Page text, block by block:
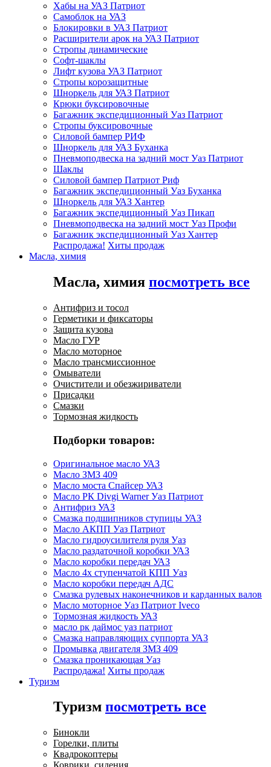
Хабы на УАЗ Патриот
Самоблок на УАЗ
Блокировки в УАЗ Патриот
Расширители арок на УАЗ Патриот
Стропы динамические
Софт-шаклы
Лифт кузова УАЗ Патриот
Стропы корозащитные
Шноркель для УАЗ Патриот
Крюки буксировочные
Багажник экспедиционный Уаз Патриот
Стропы буксировочные
Силовой бампер РИФ
Шноркель для УАЗ Буханка
Пневмоподвеска на задний мост Уаз Патриот
Шаклы
Силовой бампер Патриот Риф
Багажник экспедиционный Уаз Буханка
Шноркель для УАЗ Хантер
Багажник экспедиционный Уаз Пикап
Пневмоподвеска на задний мост Уаз Профи
Багажник экспедиционный Уаз Хантер
Распродажа! Хиты продаж
Масла, химия
Масла, химия посмотреть все
Антифриз и тосол
Герметики и фиксаторы
Защита кузова
Масло ГУР
Масло моторное
Масло трансмиссионное
Омыватели
Очистители и обезжириватели
Присадки
Смазки
Тормозная жидкость
Подборки товаров:
Оригинальное масло УАЗ
Масло ЗМЗ 409
Масло моста Спайсер УАЗ
Масло РК Divgi Warner Уаз Патриот
Антифриз УАЗ
Смазка подшипников ступицы УАЗ
Масло АКПП Уаз Патриот
Масло гидроусилителя руля Уаз
Масло раздаточной коробки УАЗ
Масло коробки передач УАЗ
Масло 4х ступенчатой КПП Уаз
Масло коробки передач АДС
Смазка рулевых наконечников и карданных валов
Масло моторное Уаз Патриот Iveco
Тормозная жидкость УАЗ
масло рк даймос уаз патриот
Смазка направляющих суппорта УАЗ
Промывка двигателя ЗМЗ 409
Смазка проникающая Уаз
Распродажа! Хиты продаж
Туризм
Туризм посмотреть все
Бинокли
Горелки, плиты
Квадрокоптеры